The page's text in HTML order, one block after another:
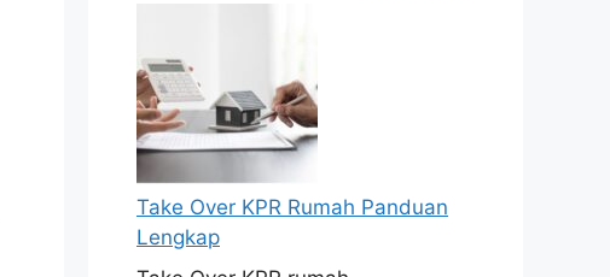
Take Over KPR Rumah Panduan
Lengkap